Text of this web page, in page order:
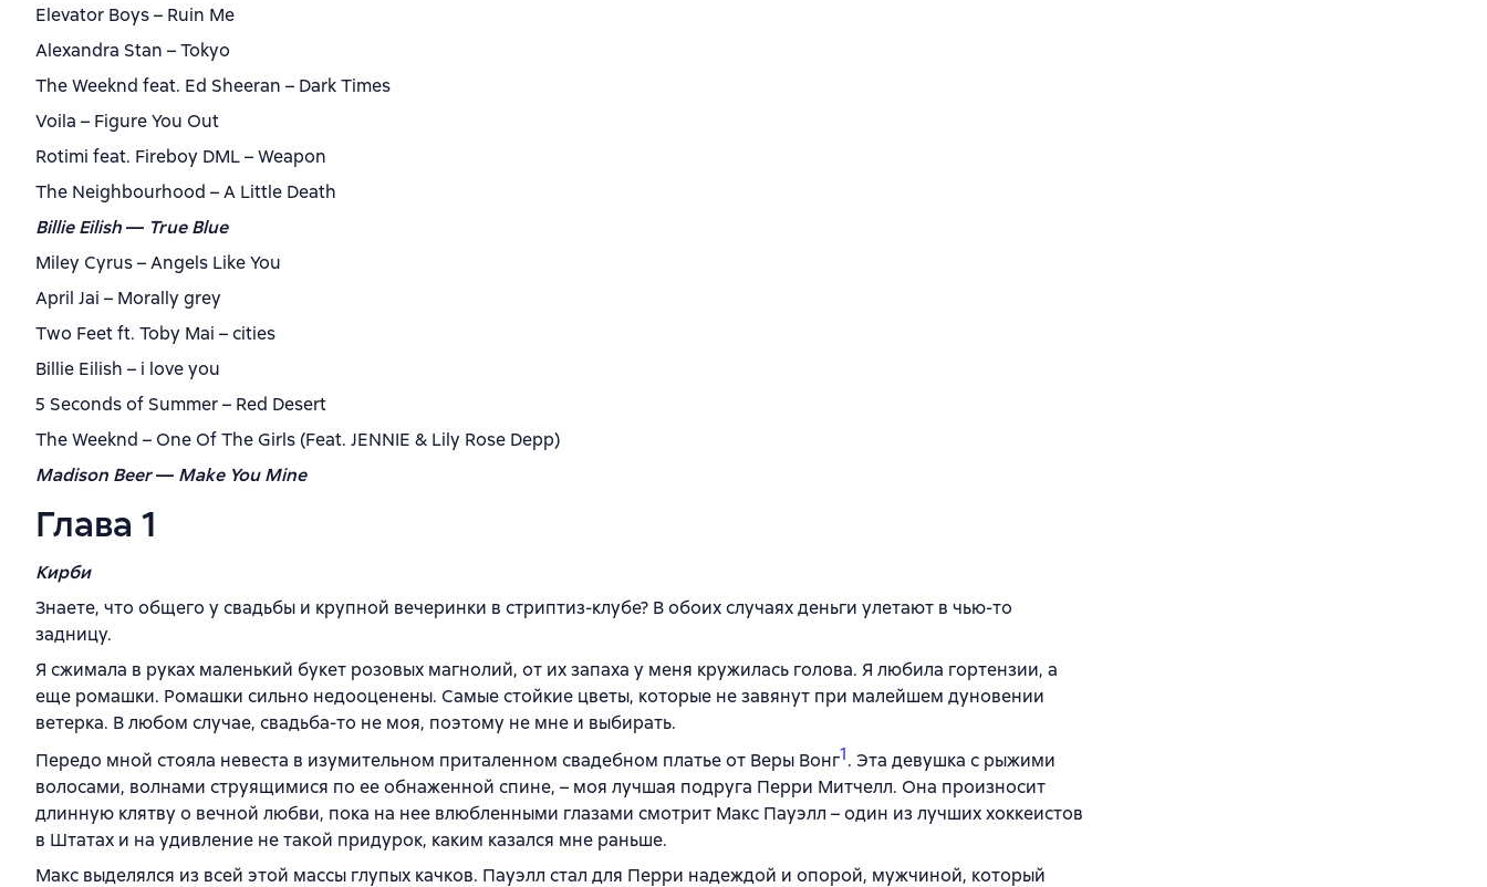
Elevator Boys – Ruin Me
Alexandra Stan – Tokyo
The Weeknd feat. Ed Sheeran – Dark Times
Voila – Figure You Out
Rotimi feat. Fireboy DML – Weapon
The Neighbourhood – A Little Death
Billie Eilish— True Blue
Miley Cyrus – Angels Like You
April Jai – Morally grey
Two Feet ft. Toby Mai – cities
Billie Eilish – i love you
5 Seconds of Summer – Red Desert
The Weeknd – One Of The Girls (Feat. JENNIE & Lily Rose Depp)
Madison Beer— Make You Mine
Глава 1
Кирби
Знаете, что общего у свадьбы и крупной вечеринки в стриптиз-клубе? В обоих случаях деньги улетают в чью-то
задницу.
Я сжимала в руках маленький букет розовых магнолий, от их запаха у меня кружилась голова. Я любила гортензии, а
еще ромашки. Ромашки сильно недооценены. Самые стойкие цветы, которые не завянут при малейшем дуновении
ветерка. В любом случае, свадьба-то не моя, поэтому не мне и выбирать.
Передо мной стояла невеста в изумительном приталенном свадебном платье от Веры Вонг1. Эта девушка с рыжими
волосами, волнами струящимися по ее обнаженной спине, – моя лучшая подруга Перри Митчелл. Она произносит
длинную клятву о вечной любви, пока на нее влюбленными глазами смотрит Макс Пауэлл – один из лучших хоккеистов
в Штатах и на удивление не такой придурок, каким казался мне раньше.
Макс выделялся из всей этой массы глупых качков. Пауэлл стал для Перри надеждой и опорой, мужчиной, который